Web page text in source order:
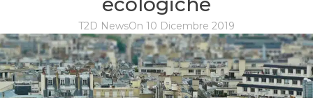
T2D NewsOn 10 Dicembre 2019